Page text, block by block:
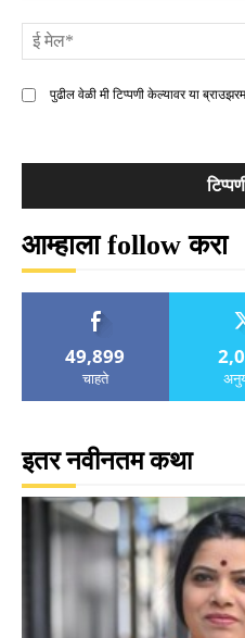
पुढील वेळी मी टिप्पणी केल्यावर या
आम्हाला follow करा
49,899
चाहते
इतर नवीनतम कथा